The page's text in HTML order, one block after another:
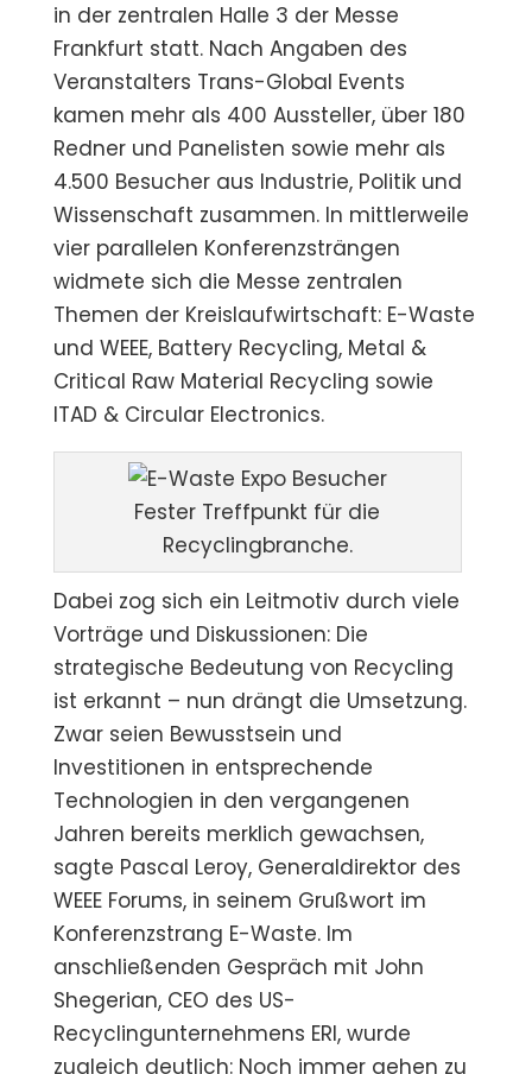
in der zentralen Halle 3 der Messe
Frankfurt statt. Nach Angaben des
Veranstalters Trans-Global Events
kamen mehr als 400 Aussteller, über 180
Redner und Panelisten sowie mehr als
4.500 Besucher aus Industrie, Politik und
Wissenschaft zusammen. In mittlerweile
vier parallelen Konferenzsträngen
widmete sich die Messe zentralen
Themen der Kreislaufwirtschaft: E-Waste
und WEEE, Battery Recycling, Metal &
Critical Raw Material Recycling sowie
ITAD & Circular Electronics.
Fester Treffpunkt für die
Recyclingbranche.
Dabei zog sich ein Leitmotiv durch viele
Vorträge und Diskussionen: Die
strategische Bedeutung von Recycling
ist erkannt – nun drängt die Umsetzung.
Zwar seien Bewusstsein und
Investitionen in entsprechende
Technologien in den vergangenen
Jahren bereits merklich gewachsen,
sagte Pascal Leroy, Generaldirektor des
WEEE Forums, in seinem Grußwort im
Konferenzstrang E-Waste. Im
anschließenden Gespräch mit John
Shegerian, CEO des US-
Recyclingunternehmens ERI, wurde
zugleich deutlich: Noch immer gehen zu